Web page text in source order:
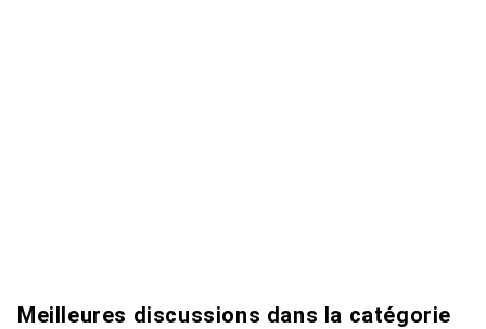
Meilleures discussions dans la catégorie